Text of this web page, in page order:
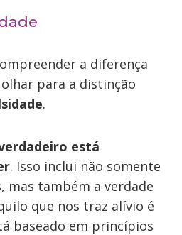
a diferença
olhar para a distinção
.
está
. Isso inclui não somente
mas também a verdade
que nos traz alívio é
baseado em princípios